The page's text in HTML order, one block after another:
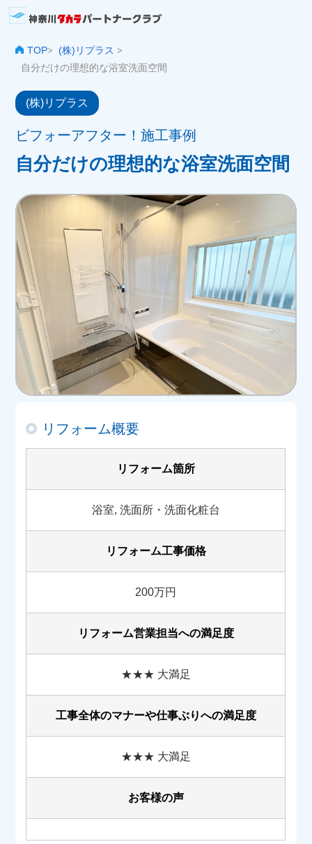
TOP> (株)リプラス>
自分だけの理想的な浴室洗面空間
(株)リプラス
ビフォーアフター！施工事例
自分だけの理想的な浴室洗面空間
リフォーム概要
リフォーム箇所
浴室, 洗面所・洗面化粧台
リフォーム工事価格
200万円
リフォーム営業担当への満足度
★★★ 大満足
工事全体のマナーや仕事ぶりへの満足度
★★★ 大満足
お客様の声